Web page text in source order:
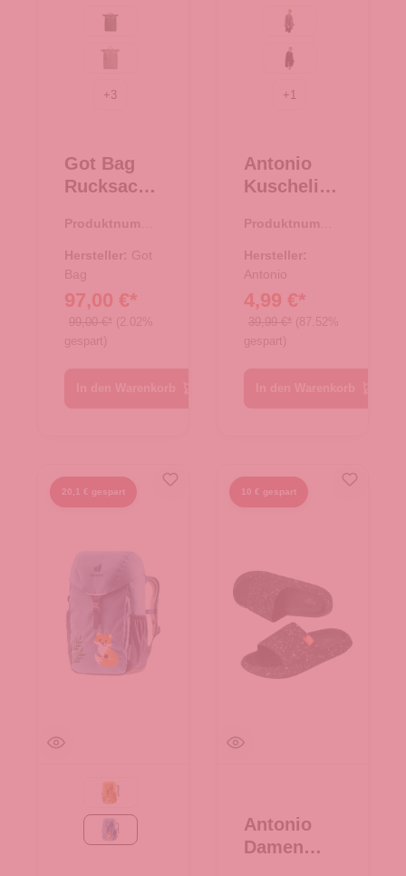
+3
Got Bag
Rucksack
EASY
Black
Produktnumme
Hersteller: Got
Bag
97,00 €*
99,00 €* (2.02%
gespart)
grau
schwarz
+ 1
Antonio
Kuschelige
Damenpon
cho -
Taupe
Produktnumme
Hersteller:
Antonio
4,99 €*
39,99 €* (87.52%
gespart)
20,1 € gespart
amber-maple
wave-nightblue
10 € gespart
Antonio
Damen